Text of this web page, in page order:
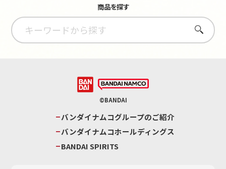
商品を探す
さがす
©BANDAI
バンダイナムコグループのご紹介
バンダイナムコホールディングス
BANDAI SPIRITS